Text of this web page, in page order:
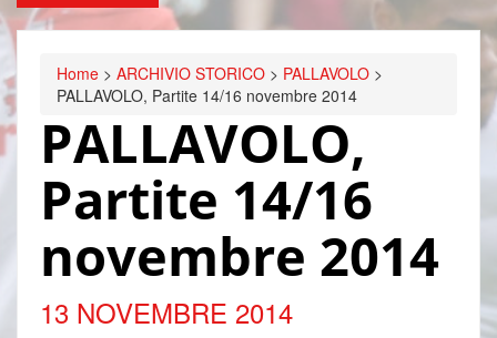
Home > ARCHIVIO STORICO > PALLAVOLO >
PALLAVOLO, Partite 14/16 novembre 2014
PALLAVOLO,
Partite 14/16
novembre 2014
13 NOVEMBRE 2014